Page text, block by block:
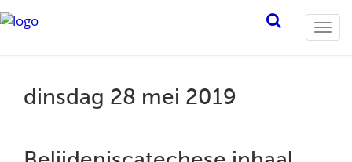
dinsdag 28 mei 2019